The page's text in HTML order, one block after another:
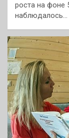
роста на фоне
наблюдалось…